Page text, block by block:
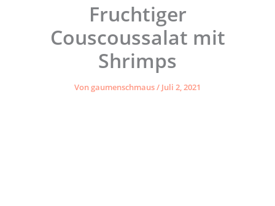
Fruchtiger
Couscoussalat mit
Shrimps
Vongaumenschmaus/ Juli 2, 2021